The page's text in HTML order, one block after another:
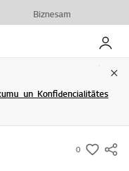
Biznesam
Mans
un Konfidencialitātes
0
s